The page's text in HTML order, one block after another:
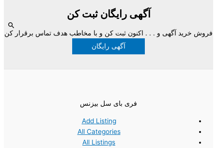
آگهی رایگان ثبت کن
فروش خرید آگهی و . . . اکنون ثبت کن و با مخاطب هدف تماس برقرار کن
آگهی رایگان
فری بای سل بیزنس
Add Listing
All Categories
All Listings